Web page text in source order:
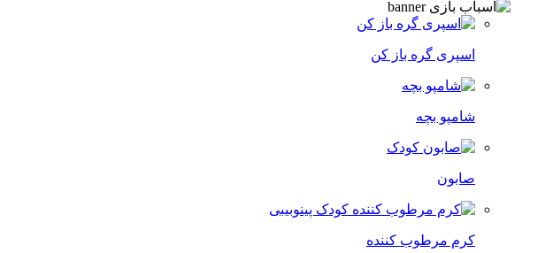
اسپری گره باز کن
شامپو بچه
صابون
کرم مرطوب کننده